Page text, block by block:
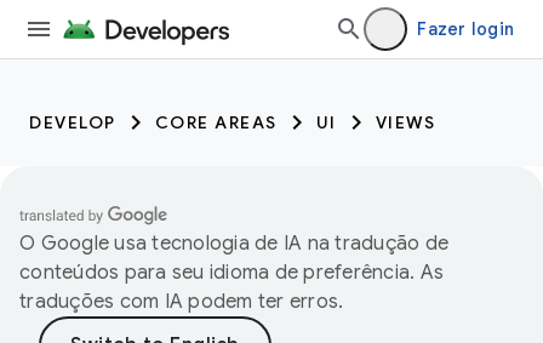
Fazer login
DEVELOP CORE AREAS UI VIEWS
O Google usa tecnologia de IA na tradução de
conteúdos para seu idioma de preferência. As
traduções com IA podem ter erros.